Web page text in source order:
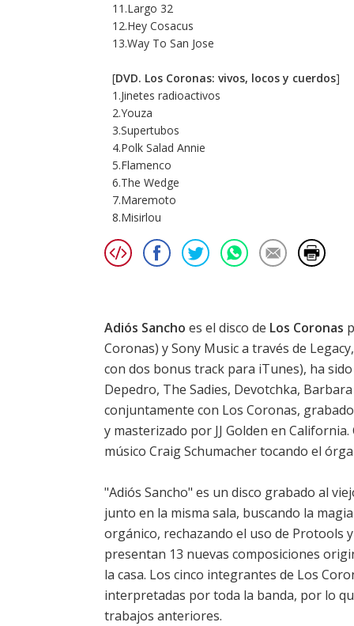
11.Largo 32
12.Hey Cosacus
13.Way To San Jose
[DVD. Los Coronas: vivos, locos y cuerdos]
1.Jinetes radioactivos
2.Youza
3.Supertubos
4.Polk Salad Annie
5.Flamenco
6.The Wedge
7.Maremoto
8.Misirlou
Adiós Sancho es el disco de Los Coronas
Coronas) y Sony Music a través de
con dos bonus track para iTunes), ha
Depedro, The Sadies, Devotchka,
conjuntamente con Los Coronas,
y masterizado por JJ Golden en
músico Craig Schumacher tocando el
"Adiós Sancho" es un disco grabado al
junto en la misma sala, buscando la
orgánico, rechazando el uso de Protools
presentan 13 nuevas composiciones
la casa. Los cinco integrantes de Los
interpretadas por toda la banda, por lo
trabajos anteriores.